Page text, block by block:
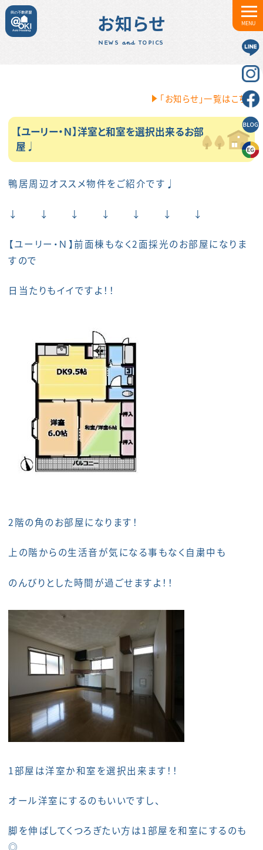
MENU
お知らせ
NEWS and TOPICS
「お知らせ」一覧はこちら
【ユーリー・Ｎ】洋室と和室を選択出来るお部
屋♩
鴨居周辺オススメ物件をご紹介です♩
↓ ↓ ↓ ↓ ↓ ↓ ↓
【ユーリー・Ｎ】前面棟もなく2面採光のお部屋になりま
すので
日当たりもイイですよ！！
2階の角のお部屋になります！
上の階からの生活音が気になる事もなく自粛中も
のんびりとした時間が過ごせますよ！！
1部屋は洋室か和室を選択出来ます！！
オール洋室にするのもいいですし、
脚を伸ばしてくつろぎたい方は1部屋を和室にするのも
◎